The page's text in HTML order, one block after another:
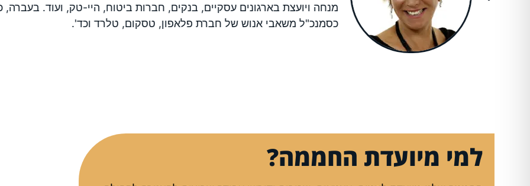
מנחה ויועצת בארגונים עסקיים, בנקים, חברות ביטוח, היי-טק, ועוד. בעברה,
כסמנכ"ל משאבי אנוש של חברת פלאפון, טסקום, טלרד וכד'.
למי מיועדת החממה?​